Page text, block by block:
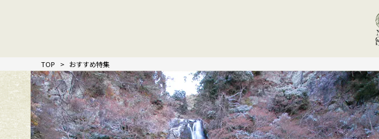
TOP おすすめ特集